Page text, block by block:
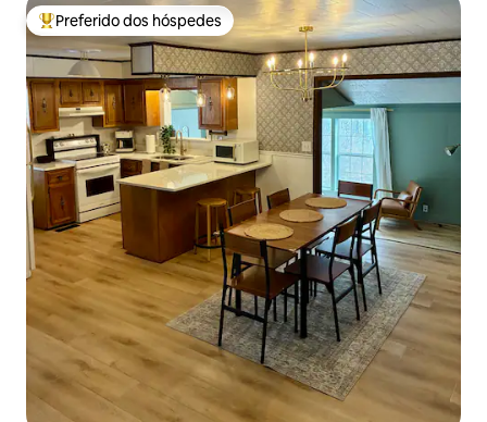
Entre os melhores preferidos dos hóspedes
Preferido dos hóspedes